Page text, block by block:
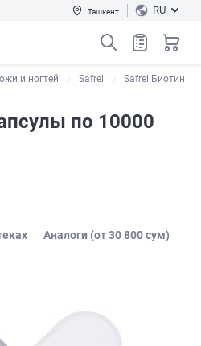
Ташкент RU
и ногтей Safrel Safrel Биотин
по 10000
Аналоги (от 30 800 сум)